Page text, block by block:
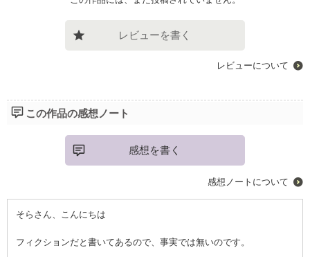
レビューを書く
レビューについて
この作品の感想ノート
感想を書く
感想ノートについて
そらさん、こんにちは
フィクションだと書いてあるので、事実では無いのです。